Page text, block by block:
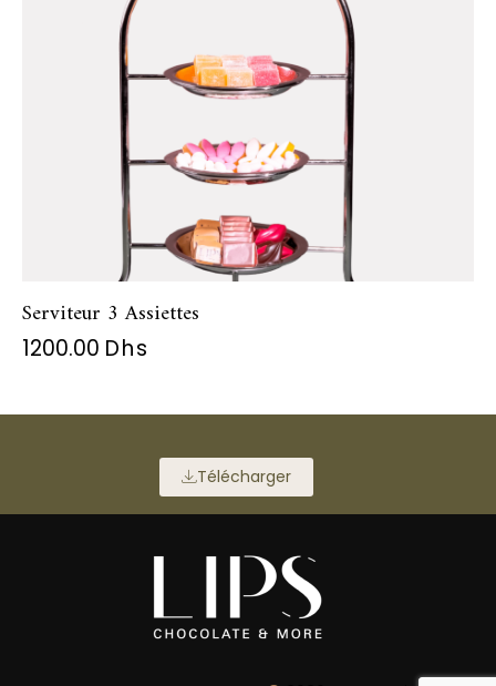
Serviteur 3 Assiettes
1200.00 Dhs
Télécharger